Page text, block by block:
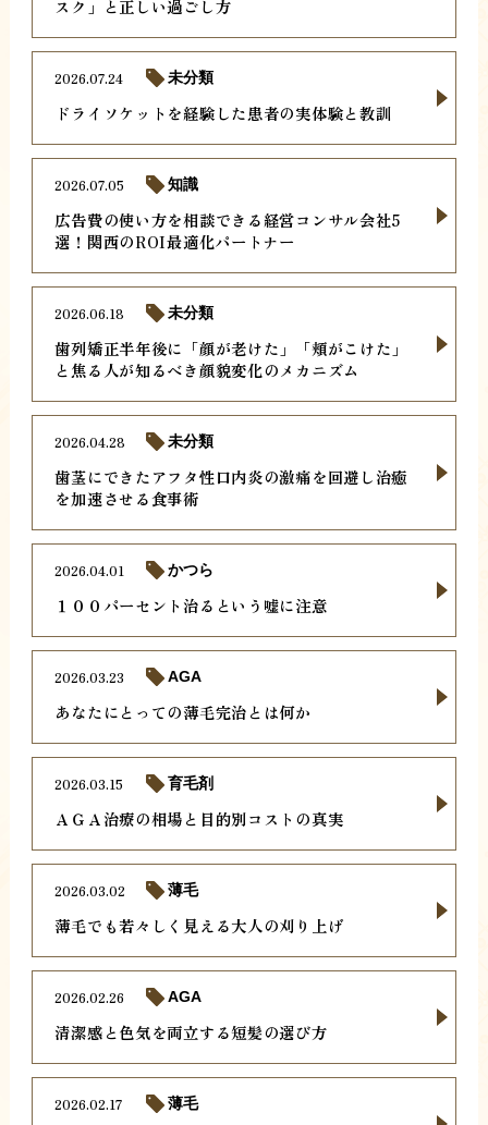
スク」と正しい過ごし方
ドライソケットを経験した患者の実体験と教訓
2026.07.24 未分類
広告費の使い方を相談できる経営コンサル会社5
選！関西のROI最適化パートナー
2026.07.05 知識
歯列矯正半年後に「顔が老けた」「頬がこけた」
と焦る人が知るべき顔貌変化のメカニズム
2026.06.18 未分類
歯茎にできたアフタ性口内炎の激痛を回避し治癒
を加速させる食事術
2026.04.28 未分類
１００パーセント治るという嘘に注意
2026.04.01 かつら
あなたにとっての薄毛完治とは何か
2026.03.23 AGA
ＡＧＡ治療の相場と目的別コストの真実
2026.03.15 育毛剤
薄毛でも若々しく見える大人の刈り上げ
2026.03.02 薄毛
清潔感と色気を両立する短髪の選び方
2026.02.26 AGA
2026.02.17 薄毛